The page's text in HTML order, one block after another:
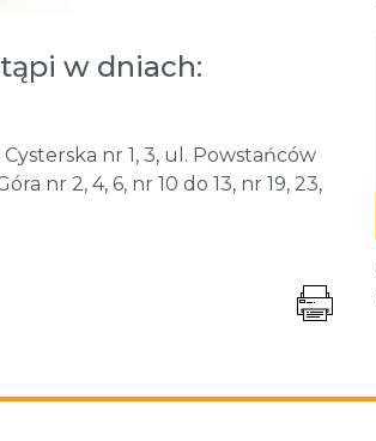
w dniach:
nr 1, 3, ul. Powstańców
nr 2, 4, 6, nr 10 do 13, nr 19, 23,